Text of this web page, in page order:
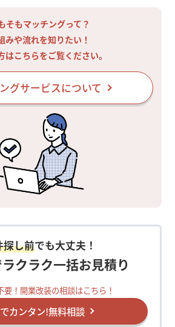
そもマッチングって？
みや流れを知りたい！
はこちらをご覧ください。
グサービスについて
探し前でも大丈夫！
クラク一括お見積り
要！開業改装の相談はこちら！
カンタン!無料相談